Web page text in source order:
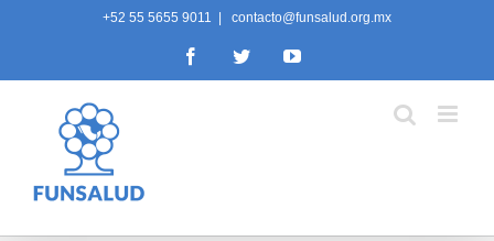
+52 55 5655 9011 contacto@funsalud.org.mx
FacebookTwitterYouTube